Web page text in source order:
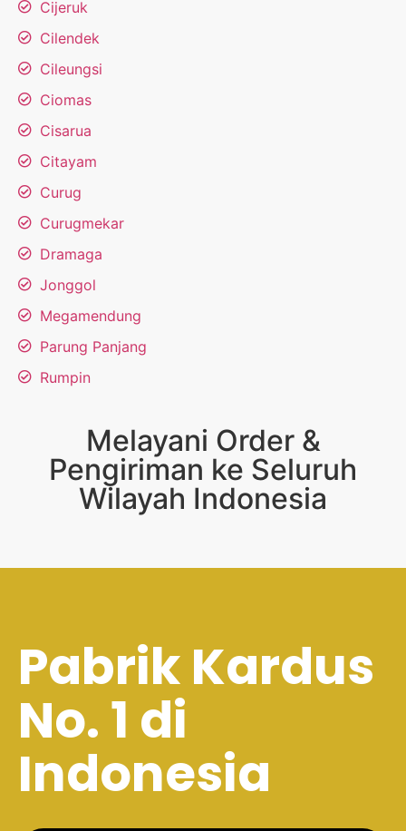
Cijeruk
Cilendek
Cileungsi
Ciomas
Cisarua
Citayam
Curug
Curugmekar
Dramaga
Jonggol
Megamendung
Parung Panjang
Rumpin
Melayani Order &
Pengiriman ke Seluruh
Wilayah Indonesia
Pabrik Kardus
No. 1 di
Indonesia